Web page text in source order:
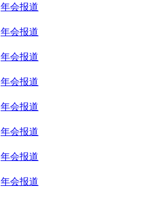
年会报道
年会报道
年会报道
年会报道
年会报道
年会报道
年会报道
年会报道